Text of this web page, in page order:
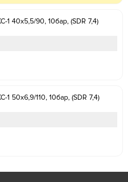
1 40х5,5/90, 10бар, (SDR 7,4)
50х6,9/110, 10бар, (SDR 7,4)